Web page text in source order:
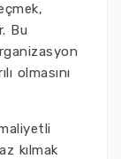
Bu
olmasını
kılmak